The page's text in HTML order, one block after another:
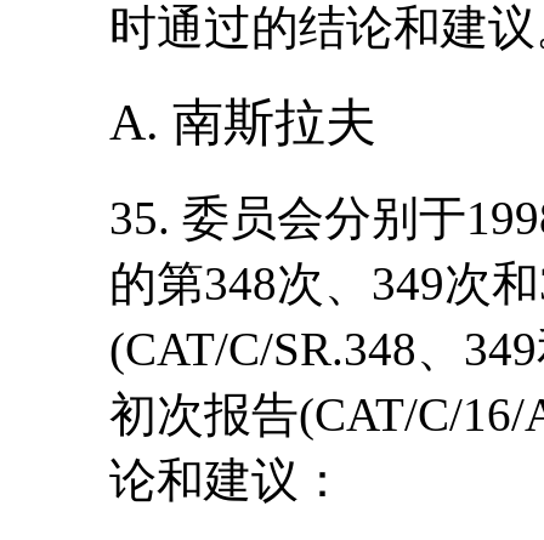
时通过的结论和建
A. 南斯拉夫
35. 委员会分别于
的第348次、349次
(CAT/C/SR.348、
初次报告(CAT/C/
论和建议：